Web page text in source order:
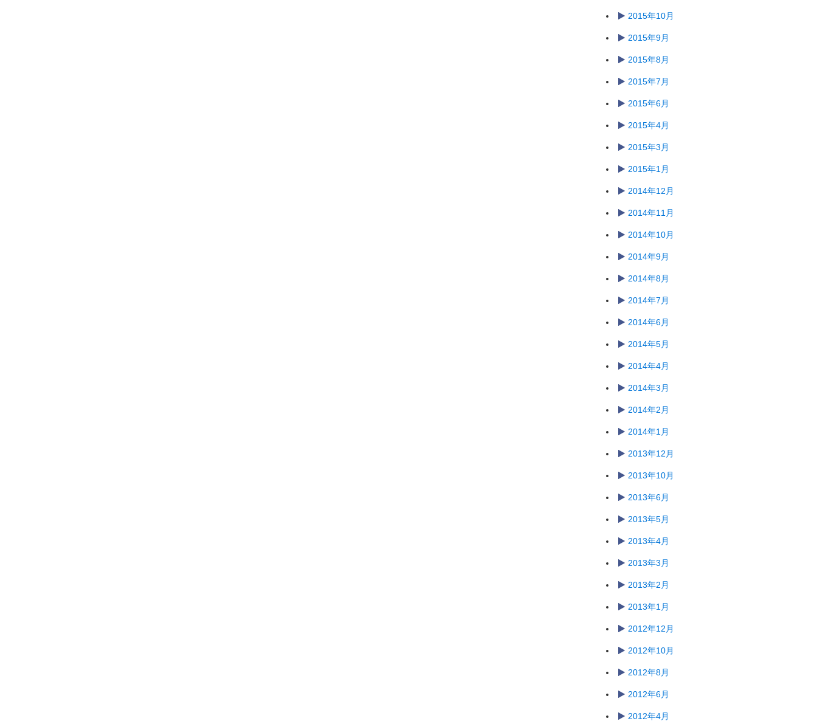
2015年10月
2015年9月
2015年8月
2015年7月
2015年6月
2015年4月
2015年3月
2015年1月
2014年12月
2014年11月
2014年10月
2014年9月
2014年8月
2014年7月
2014年6月
2014年5月
2014年4月
2014年3月
2014年2月
2014年1月
2013年12月
2013年10月
2013年6月
2013年5月
2013年4月
2013年3月
2013年2月
2013年1月
2012年12月
2012年10月
2012年8月
2012年6月
2012年4月